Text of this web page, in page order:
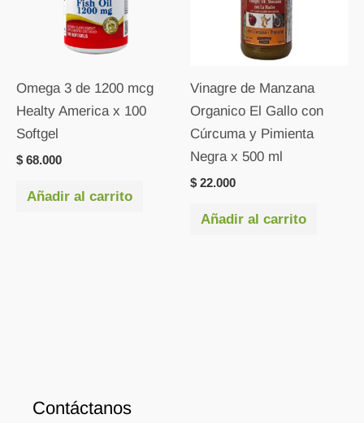
Omega 3 de 1200 mcg
Healty America x 100
Softgel
$ 68.000
Añadir al carrito
Vinagre de Manzana
Organico El Gallo con
Cúrcuma y Pimienta
Negra x 500 ml
$ 22.000
Añadir al carrito
Contáctanos